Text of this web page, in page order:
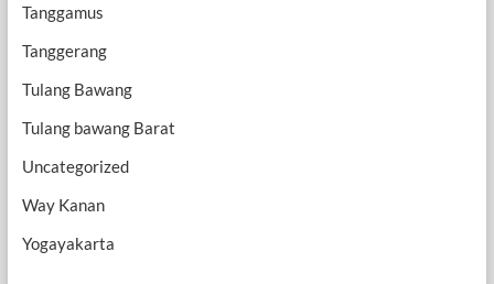
Tanggamus
Tanggerang
Tulang Bawang
Tulang bawang Barat
Uncategorized
Way Kanan
Yogayakarta